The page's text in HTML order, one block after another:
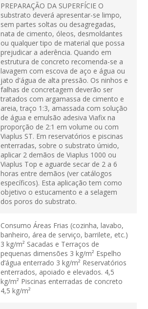
PREPARAÇÃO DA SUPERFÍCIE O
substrato deverá apresentar-se limpo,
sem partes soltas ou desagregadas,
nata de cimento, óleos, desmoldantes
ou qualquer tipo de material que possa
prejudicar a aderência. Quando em
estrutura de concreto recomenda-se a
lavagem com escova de aço e água ou
jato d'água de alta pressão. Os ninhos e
falhas de concretagem deverão ser
tratados com argamassa de cimento e
areia, traço 1:3, amassada com solução
de água e emulsão adesiva Viafix na
proporção de 2:1 em volume ou com
Viaplus ST. Em reservatórios e piscinas
enterradas, sobre o substrato úmido,
aplicar 2 demãos de Viaplus 1000 ou
Viaplus Top e aguarde secar de 2 a 6
horas entre demãos (ver catálogos
específicos). Esta aplicação tem como
objetivo o estucamento e a selagem
dos poros do substrato.
Consumo Áreas Frias (cozinha, lavabo,
banheiro, área de serviço, barrilete, etc.)
3 kg/m² Sacadas e Terraços de
pequenas dimensões 3 kg/m² Espelho
d’água enterrado 3 kg/m² Reservatórios
enterrados, apoiado e elevados. 4,5
kg/m² Piscinas enterradas de concreto
4,5 kg/m²